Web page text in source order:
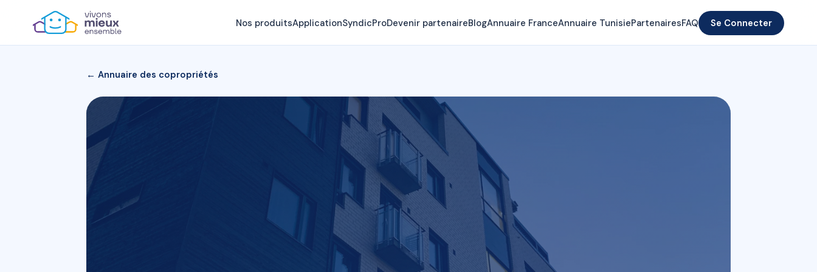
Nos produitsApplicationSyndicProDevenir partenaireBlogAnnuaire FranceAnnuaire TunisiePartenairesFAQ Se Connecter
← Annuaire des copropriétés